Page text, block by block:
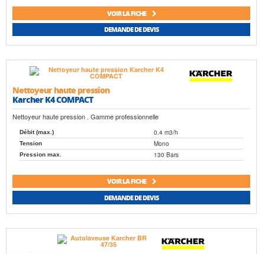
VOIR LA FICHE
DEMANDE DE DEVIS
Nettoyeur haute pression
Karcher K4 COMPACT
Nettoyeur haute pression . Gamme professionnelle
Débit (max.) 0.4 m3/h
Tension Mono
Pression max. 130 Bars
VOIR LA FICHE
DEMANDE DE DEVIS